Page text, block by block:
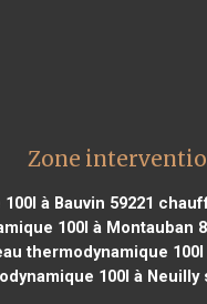
Zone
à Bauvin 59221
100l à Montauban
thermodynamique 100l
100l à Neuilly